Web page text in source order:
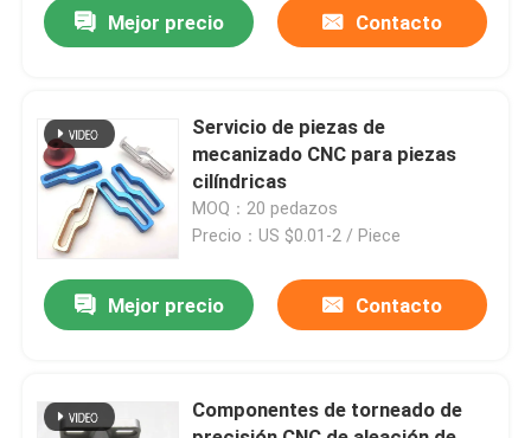
Control de Calidad
Contacto
Solicitar una cotización
Piezas de la fabricación de chapa de la precisión
Piezas que trabajan a máquina del CNC
Mejor precio Contacto
Servicio de piezas de
mecanizado CNC para piezas
cilíndricas
MOQ：20 pedazos
Precio：US $0.01-2 / Piece
Mejor precio Contacto
Componentes de torneado de